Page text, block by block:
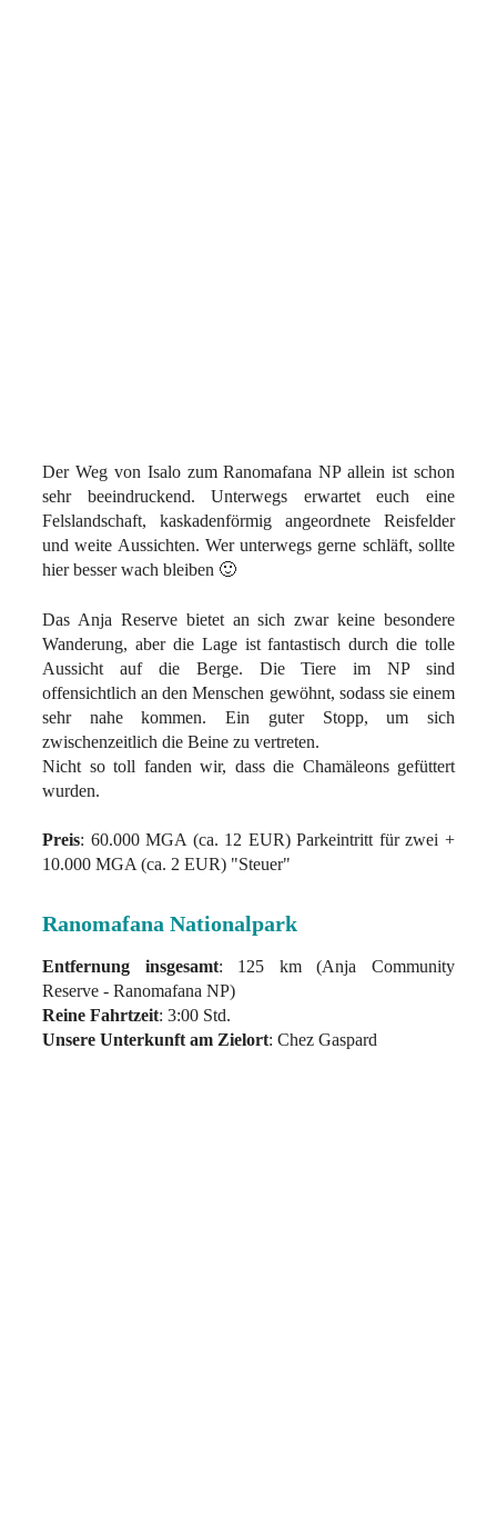
Der Weg von Isalo zum Ranomafana NP allein ist schon
sehr beeindruckend. Unterwegs erwartet euch eine
Felslandschaft, kaskadenförmig angeordnete Reisfelder
und weite Aussichten. Wer unterwegs gerne schläft, sollte
hier besser wach bleiben 🙂
Das Anja Reserve bietet an sich zwar keine besondere
Wanderung, aber die Lage ist fantastisch durch die tolle
Aussicht auf die Berge. Die Tiere im NP sind
offensichtlich an den Menschen gewöhnt, sodass sie einem
sehr nahe kommen. Ein guter Stopp, um sich
zwischenzeitlich die Beine zu vertreten.
Nicht so toll fanden wir, dass die Chamäleons gefüttert
wurden.
Preis: 60.000 MGA (ca. 12 EUR) Parkeintritt für zwei +
10.000 MGA (ca. 2 EUR) "Steuer"
Ranomafana Nationalpark
Entfernung insgesamt: 125 km (Anja Community
Reserve - Ranomafana NP)
Reine Fahrtzeit: 3:00 Std.
Unsere Unterkunft am Zielort: Chez Gaspard